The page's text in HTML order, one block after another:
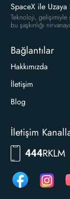
SpaceX ile Uzaya
Teknoloji, gelişimiyle
bu şaşkınlığı
Bağlantılar
Hakkımızda
İletişim
Blog
İletişim
444RKLM